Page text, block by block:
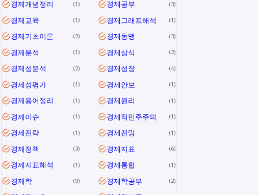
경제개념정리 1 경제공부 3
경제교육 1 경제그래프해석 1
경제기초이론 2 경제동맹 3
경제분석 1 경제상식 2
경제성분석 2 경제성장 4
경제성평가 1 경제안보 1
경제용어정리 1 경제원리 1
경제이슈 1 경제적민주주의 1
경제전략 1 경제전망 1
경제정책 3 경제지표 6
경제지표해석 1 경제통합 1
경제학 9 경제학공부 2